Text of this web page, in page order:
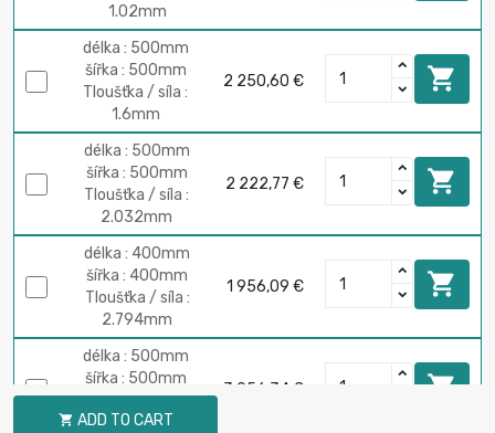
1.02mm
délka : 500mm
šířka : 500mm
Tloušťka / síla :
1.6mm
2 250,60 € 
délka : 500mm
šířka : 500mm
Tloušťka / síla :
2.032mm
2 222,77 € 
délka : 400mm
šířka : 400mm
Tloušťka / síla :
2.794mm
1 956,09 € 
délka : 500mm
šířka : 500mm
Tloušťka / síla :
2.794mm
3 056,34 € 
 ADD TO CART